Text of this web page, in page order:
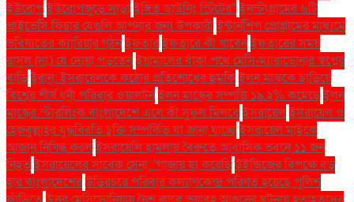
ইউরোপইউরোপজুড়ে সাড়াইঙ্গিত ডাউনিং স্ট্রিটের" ইনস্টাগ্রামের ৬টি
প্রাইভেসি ফিচার যেগুলি আপনার জন্য উপকারীইন্টার্নশিপ প্রোগ্রামের মাধ্যমে
ভবিষ্যতের ক্যারিয়ার গঠনইফতারইফতারে কী খাবেনইফতারের সময়
রাসুল (সা.) যে দোয়া পড়তেনইয়ামালের বাঁকা পথে মেসি-ম্যারাডোনার স্বপ্নের
বাড়িইরান: ইসরায়েলকে কঠোর প্রতিশোধের হুমকিইলন মাস্ককে ছাড়িয়ে
বিশ্বের শীর্ষ ধনী পরিবার ওয়ালটনইলন মাস্কের সম্পত্তি ১৯.২% কমেছেইলন
মাস্কের স্টারলিংক বাংলাদেশে এলে কী সুফল মিলবেইসরায়েলইসরায়েল ও
হেজবুল্লাহর যুদ্ধবিরতি চুক্তি সম্পর্কিত যা জানা যাচ্ছেইসরায়েল মাইকে
আজান নিষিদ্ধ করলইসরায়েলি হামলায় বৈরুতে আবাসিক ভবনে ১১ জন
নিহতইসরায়েলের সাবেক সেনা: 'গাজায় যা করেছিউইন্ডিজের বিপক্ষে বড়
হার বাংলাদেশেরউড়িরচরে পরিবার কল্যাণকেন্দ্র পরিণত হয়েছে পুলিশ